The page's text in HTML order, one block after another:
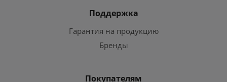
Поддержка
Гарантия на продукцию
Бренды
Покупателям